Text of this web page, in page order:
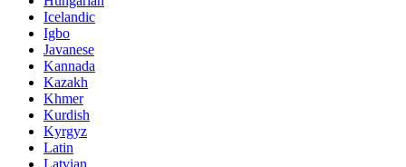
Icelandic
Igbo
Javanese
Kannada
Kazakh
Khmer
Kurdish
Kyrgyz
Latin
Latvian